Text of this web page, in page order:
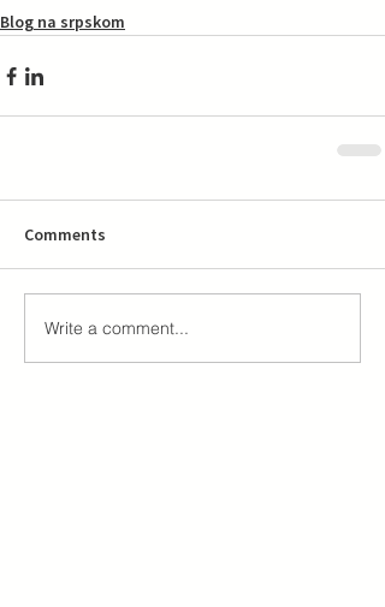
Blog na srpskom
Comments
Write a comment...